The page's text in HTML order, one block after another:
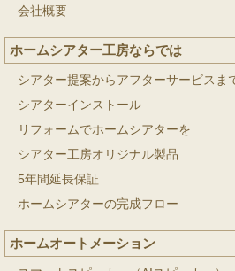
会社概要
ホームシアター工房ならでは
シアター提案からアフターサービスま
シアターインストール
リフォームでホームシアターを
シアター工房オリジナル製品
5年間延長保証
ホームシアターの完成フロー
ホームオートメーション